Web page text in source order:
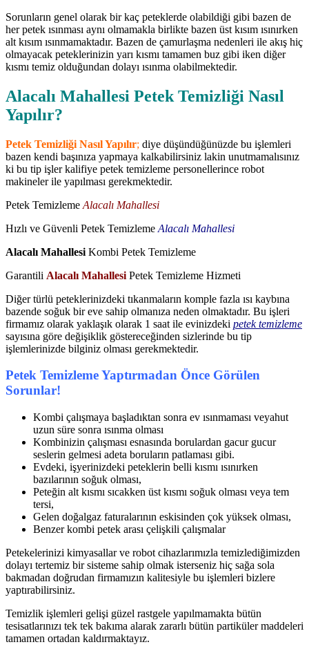
Sorunların genel olarak bir kaç peteklerde olabildiği gibi bazen de
her petek ısınması aynı olmamakla birlikte bazen üst kısım ısınırken
alt kısım ısınmamaktadır. Bazen de çamurlaşma nedenleri ile akış hiç
olmayacak peteklerinizin yarı kısmı tamamen buz gibi iken diğer
kısmı temiz olduğundan dolayı ısınma olabilmektedir.
Alacalı Mahallesi Petek Temizliği Nasıl
Yapılır?
Petek Temizliği Nasıl Yapılır; diye düşündüğünüzde bu işlemleri
bazen kendi başınıza yapmaya kalkabilirsiniz lakin unutmamalısınız
ki bu tip işler kalifiye petek temizleme personellerince robot
makineler ile yapılması gerekmektedir.
Petek Temizleme Alacalı Mahallesi
Hızlı ve Güvenli Petek Temizleme Alacalı Mahallesi
Alacalı Mahallesi Kombi Petek Temizleme
Garantili Alacalı Mahallesi Petek Temizleme Hizmeti
Diğer türlü peteklerinizdeki tıkanmaların komple fazla ısı kaybına
bazende soğuk bir eve sahip olmanıza neden olmaktadır. Bu işleri
firmamız olarak yaklaşık olarak 1 saat ile evinizdeki petek temizleme
sayısına göre değişiklik göstereceğinden sizlerinde bu tip
işlemlerinizde bilginiz olması gerekmektedir.
Petek Temizleme Yaptırmadan Önce Görülen
Sorunlar!
Kombi çalışmaya başladıktan sonra ev ısınmaması veyahut
uzun süre sonra ısınma olması
Kombinizin çalışması esnasında borulardan gacur gucur
seslerin gelmesi adeta boruların patlaması gibi.
Evdeki, işyerinizdeki peteklerin belli kısmı ısınırken
bazılarının soğuk olması,
Peteğin alt kısmı sıcakken üst kısmı soğuk olması veya tem
tersi,
Gelen doğalgaz faturalarının eskisinden çok yüksek olması,
Benzer kombi petek arası çelişkili çalışmalar
Petekelerinizi kimyasallar ve robot cihazlarımızla temizlediğimizden
dolayı tertemiz bir sisteme sahip olmak isterseniz hiç sağa sola
bakmadan doğrudan firmamızın kalitesiyle bu işlemleri bizlere
yaptırabilirsiniz.
Temizlik işlemleri gelişi güzel rastgele yapılmamakta bütün
tesisatlarınızı tek tek bakıma alarak zararlı bütün partiküler maddeleri
tamamen ortadan kaldırmaktayız.